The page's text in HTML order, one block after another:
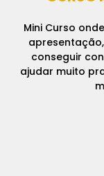
Mini Curso
conseguir
ajudar muito